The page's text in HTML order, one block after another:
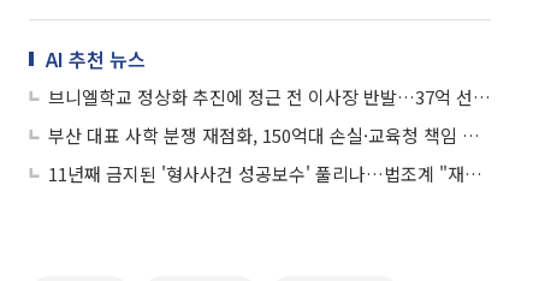
AI 추천 뉴스
브니엘학교 정상화 추진에 정근 전 이사장 반발…37억 선결부채 논란 확산
부산 대표 사학 분쟁 재점화, 150억대 손실·교육청 책임 어디까지?
11년째 금지된 '형사사건 성공보수' 풀리나…법조계 "재검토 필요"